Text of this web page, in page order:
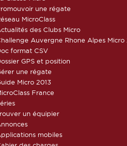
une régate
MicroClass
des Clubs Micro
Auvergne Rhone Alpes Micro
format CSV
GPS et position
une régate
Micro 2013
France
un équipier
mobiles